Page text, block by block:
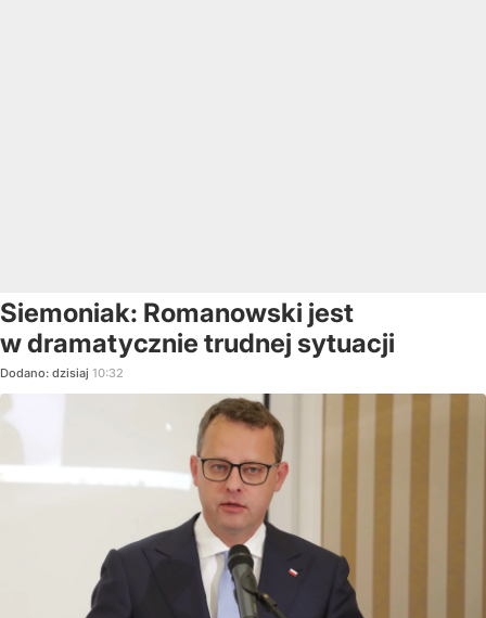
Siemoniak: Romanowski jest
w dramatycznie trudnej sytuacji
Dodano: dzisiaj 10:32